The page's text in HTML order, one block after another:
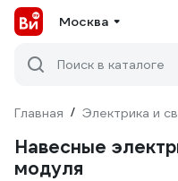
Москва
Поиск в каталоге
Главная / Электрика и
Навесные
модуля